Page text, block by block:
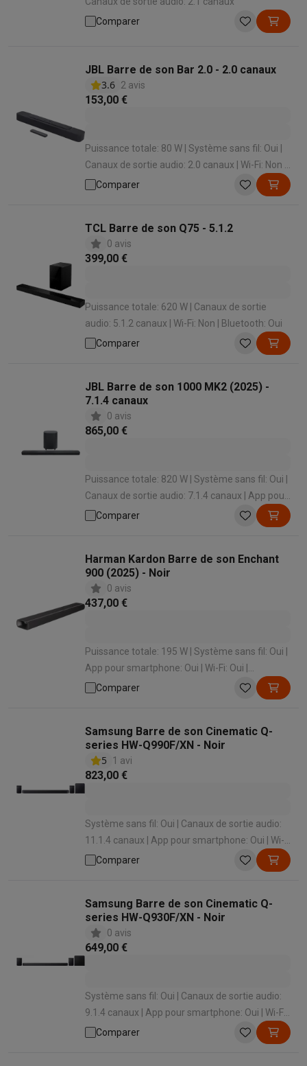
Comparer
JBL Barre de son Bar 2.0 - 2.0 canaux
3.6 2 avis
153,00 €
Puissance totale: 80 W | Système sans fil: Oui |
Canaux de sortie audio: 2.0 canaux | Wi-Fi: Non |
Bluetooth: Oui
Comparer
TCL Barre de son Q75 - 5.1.2
0 avis
399,00 €
Puissance totale: 620 W | Canaux de sortie
audio: 5.1.2 canaux | Wi-Fi: Non | Bluetooth: Oui
Comparer
JBL Barre de son 1000 MK2 (2025) -
7.1.4 canaux
0 avis
865,00 €
Puissance totale: 820 W | Système sans fil: Oui |
Canaux de sortie audio: 7.1.4 canaux | App pour
smartphone: Oui | Wi-Fi: Oui
Comparer
Harman Kardon Barre de son Enchant
900 (2025) - Noir
0 avis
437,00 €
Puissance totale: 195 W | Système sans fil: Oui |
App pour smartphone: Oui | Wi-Fi: Oui |
Bluetooth: Oui
Comparer
Samsung Barre de son Cinematic Q-
series HW-Q990F/XN - Noir
5
1 avi
823,00 €
Système sans fil: Oui | Canaux de sortie audio:
11.1.4 canaux | App pour smartphone: Oui | Wi-
Fi: Oui | Bluetooth: Oui
Comparer
Samsung Barre de son Cinematic Q-
series HW-Q930F/XN - Noir
0 avis
649,00 €
Système sans fil: Oui | Canaux de sortie audio:
9.1.4 canaux | App pour smartphone: Oui | Wi-Fi:
Oui | Bluetooth: Oui
Comparer